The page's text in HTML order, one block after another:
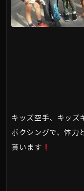
キッズ空手、キッズ
ボクシングで、体力
貰います